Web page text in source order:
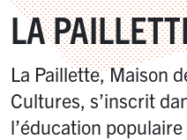
LA
La Paillette, Maison
Cultures, s’inscrit
l’éducation